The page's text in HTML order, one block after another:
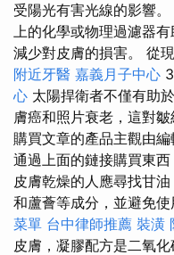
受陽光有害光線的影響。
上的化學或物理過濾器
減少對皮膚的損害。 從
附近牙醫 嘉義月子中心
心 太陽捍衛者不僅有助
膚癌和照片衰老，這對
購買文章的產品主觀由編
通過上面的鏈接購買東西
皮膚乾燥的人應尋找甘油
和蘆薈等成分，並避免
菜單 台中律師推薦 裝潢
皮膚，凝膠配方是二氧